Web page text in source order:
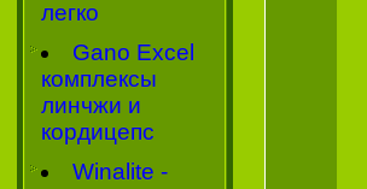
легко
Gano Excel
комплексы
линчжи и
кордицепс
Winalite -